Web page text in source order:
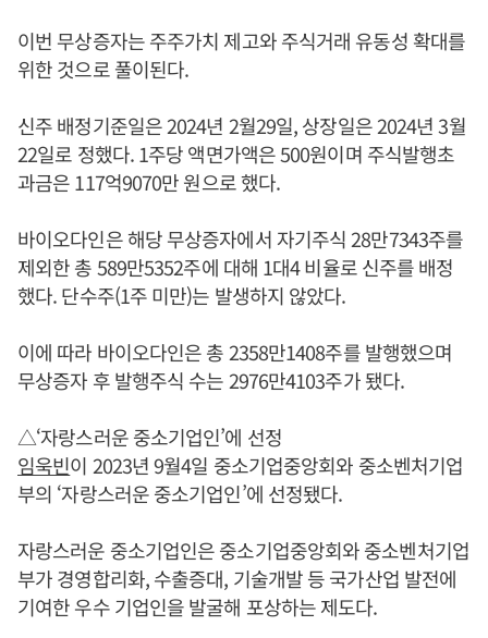
이번 무상증자는 주주가치 제고와 주식거래 유동성 확대를
위한 것으로 풀이된다.
신주 배정기준일은 2024년 2월29일, 상장일은 2024년 3월
22일로 정했다. 1주당 액면가액은 500원이며 주식발행초
과금은 117억9070만 원으로 했다.
바이오다인은 해당 무상증자에서 자기주식 28만7343주를
제외한 총 589만5352주에 대해 1대4 비율로 신주를 배정
했다. 단수주(1주 미만)는 발생하지 않았다.
이에 따라 바이오다인은 총 2358만1408주를 발행했으며
무상증자 후 발행주식 수는 2976만4103주가 됐다.
△‘자랑스러운 중소기업인’에 선정
임욱빈이 2023년 9월4일 중소기업중앙회와 중소벤처기업
부의 ‘자랑스러운 중소기업인’에 선정됐다.
자랑스러운 중소기업인은 중소기업중앙회와 중소벤처기업
부가 경영합리화, 수출증대, 기술개발 등 국가산업 발전에
기여한 우수 기업인을 발굴해 포상하는 제도다.